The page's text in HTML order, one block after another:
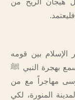
هيجان الريح من
بين قومه
سمع بهجرة النبي ﷺ
مهاجراً مع من
المنورة، لكي